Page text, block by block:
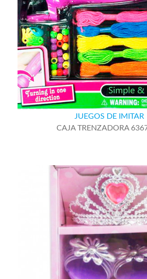
JUEGOS DE IMITAR
CAJA TRENZADORA